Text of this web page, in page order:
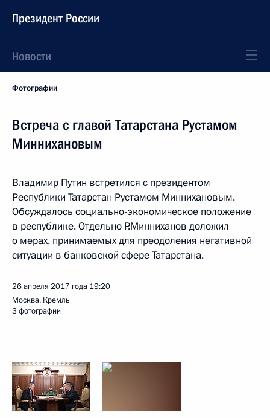
Президент России
Новости
Фотографии
Встреча с главой Татарстана Рустамом
Миннихановым
Владимир Путин встретился с президентом
Республики Татарстан Рустамом Миннихановым.
Обсуждалось социально-экономическое положение
в республике. Отдельно Р.Минниханов доложил
о мерах, принимаемых для преодоления негативной
ситуации в банковской сфере Татарстана.
26 апреля 2017 года 19:20
Москва, Кремль
3 фотографии